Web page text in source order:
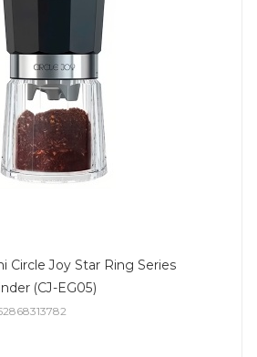
Circle Joy Star Ring Series
(CJ-EG05)